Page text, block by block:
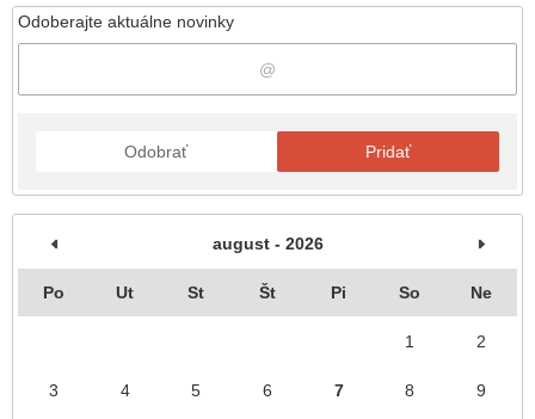
Odoberajte aktuálne novinky
Odobrať Pridať
august - 2026
Po Ut St Št Pi So Ne
1 2
3 4 5 6 7 8 9